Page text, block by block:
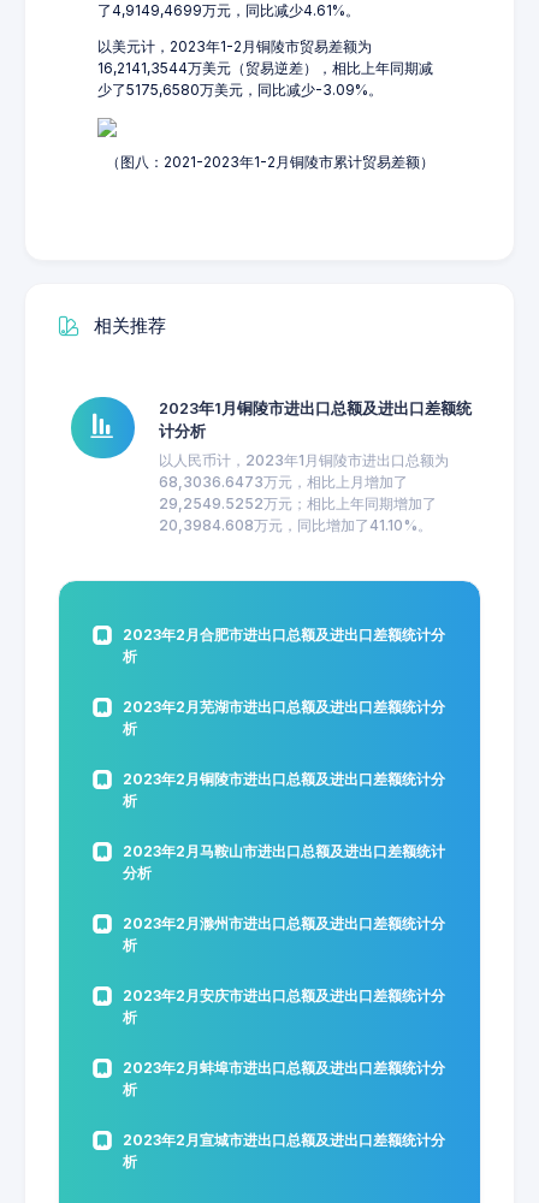
了4,9149,4699万元，同比减少4.61%。
以美元计，2023年1-2月铜陵市贸易差额为
16,2141,3544万美元（贸易逆差），相比上年同期减
少了5175,6580万美元，同比减少-3.09%。
（图八：2021-2023年1-2月铜陵市累计贸易差额）
相关推荐
2023年1月铜陵市进出口总额及进出口差额统
计分析
以人民币计，2023年1月铜陵市进出口总额为
68,3036.6473万元，相比上月增加了
29,2549.5252万元；相比上年同期增加了
20,3984.608万元，同比增加了41.10%。
2023年2月合肥市进出口总额及进出口差额统计分
析
2023年2月芜湖市进出口总额及进出口差额统计分
析
2023年2月铜陵市进出口总额及进出口差额统计分
析
2023年2月马鞍山市进出口总额及进出口差额统计
分析
2023年2月滁州市进出口总额及进出口差额统计分
析
2023年2月安庆市进出口总额及进出口差额统计分
析
2023年2月蚌埠市进出口总额及进出口差额统计分
析
2023年2月宣城市进出口总额及进出口差额统计分
析